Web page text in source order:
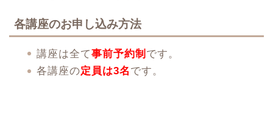
各講座のお申し込み方法
講座は全て事前予約制 です。
各講座の定員は3名 です。